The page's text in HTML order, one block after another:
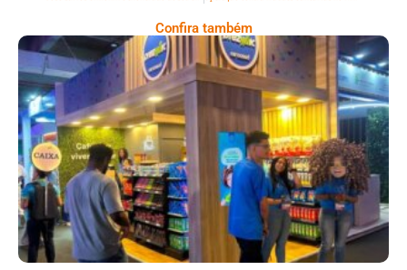
Confira também
Cencosud Promove Inovação No Brasil
Com A Participação Do Prezunic No Rio
Innovation Week 2026